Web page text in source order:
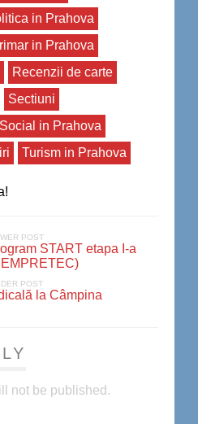
in Prahova
in Prahova
Recenzii de carte
Sectiuni
Social in Prahova
Turism in Prahova
POST
START etapa I-a
POST
la Câmpina
not be published.